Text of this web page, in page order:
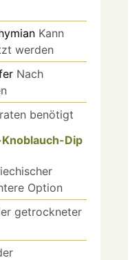
Kann
werden
Nach
benötigt
Dip
Option
getrockneter